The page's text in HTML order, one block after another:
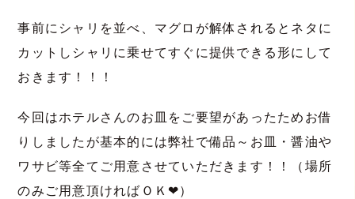
事前にシャリを並べ、マグロが解体されるとネタに
カットしシャリに乗せてすぐに提供できる形にして
おきます！！！
今回はホテルさんのお皿をご要望があったためお借
りしましたが基本的には弊社で備品～お皿・醤油や
ワサビ等全てご用意させていただきます！！（場所
のみご用意頂ければＯＫ❤）